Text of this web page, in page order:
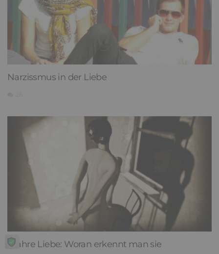
Narzissmus in der Liebe
Wahre Liebe: Woran erkennt man sie